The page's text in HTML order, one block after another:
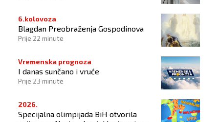
6.kolovoza
Blagdan Preobraženja Gospodinova
Prije 22 minute
Vremenska prognoza
I danas sunčano i vruće
Prije 23 minute
2026.
Specijalna olimpijada BiH otvorila